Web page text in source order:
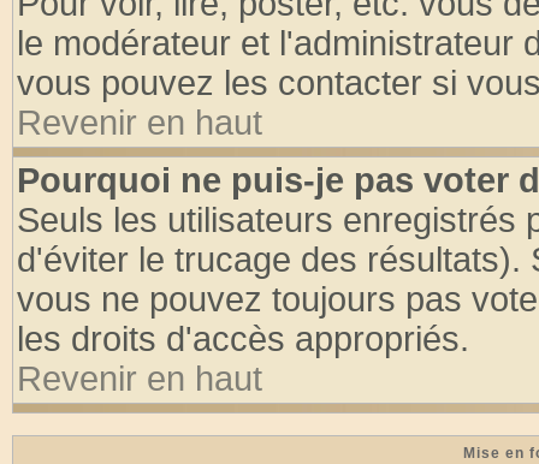
le modérateur et l'administrateur
vous pouvez les contacter si
Revenir en haut
Pourquoi ne puis-je pas voter
Seuls les utilisateurs enregistrés
d'éviter le trucage des
vous ne pouvez toujours pas
les droits d'accès appropriés.
Revenir en haut
Mise en